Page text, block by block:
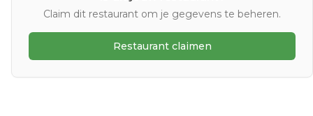
Claim dit restaurant om je gegevens te beheren.
Restaurant claimen